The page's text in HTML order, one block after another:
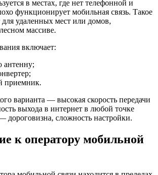
в местах, где нет телефонной и
функционирует мобильная связь. Такое
удаленных мест или домов,
массиве.
включает:
антенну;
приемник.
варианта — высокая скорость передачи
выхода в интернет в любой точке
дороговизна, сложность настройки.
к оператору мобильной